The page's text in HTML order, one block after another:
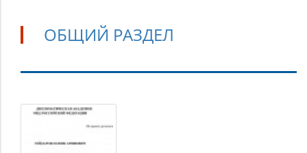
ОБЩИЙ РАЗДЕЛ
Общий